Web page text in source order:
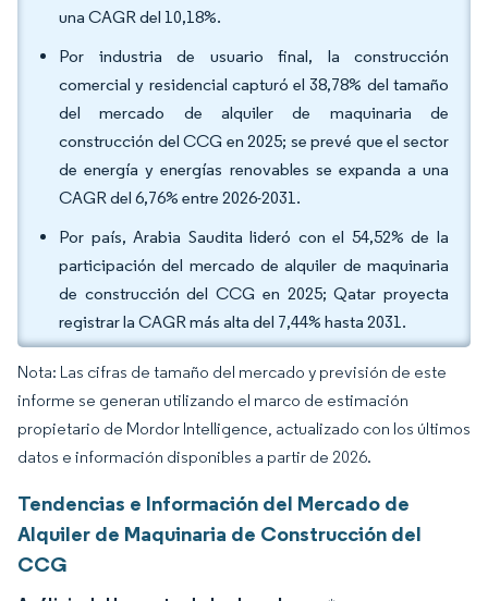
una CAGR del 10,18%.
Por industria de usuario final, la construcción
comercial y residencial capturó el 38,78% del tamaño
del mercado de alquiler de maquinaria de
construcción del CCG en 2025; se prevé que el sector
de energía y energías renovables se expanda a una
CAGR del 6,76% entre 2026-2031.
Por país, Arabia Saudita lideró con el 54,52% de la
participación del mercado de alquiler de maquinaria
de construcción del CCG en 2025; Qatar proyecta
registrar la CAGR más alta del 7,44% hasta 2031.
Nota: Las cifras de tamaño del mercado y previsión de este
informe se generan utilizando el marco de estimación
propietario de Mordor Intelligence, actualizado con los últimos
datos e información disponibles a partir de 2026.
Tendencias e Información del Mercado de
Alquiler de Maquinaria de Construcción del
CCG